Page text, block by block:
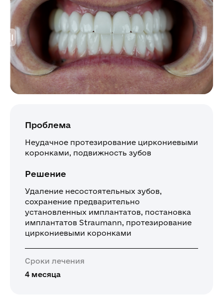
Проблема
Неудачное протезирование циркониевыми
коронками, подвижность зубов
Решение
Удаление несостоятельных зубов,
сохранение предварительно
установленных имплантатов, постановка
имплантатов Straumann, протезирование
циркониевыми коронками
Сроки лечения
4 месяца